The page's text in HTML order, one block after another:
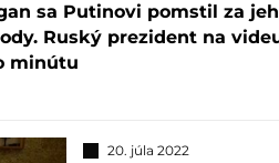
sa Putinovi pomstil za
Ruský prezident na
minútu
20. júla 2022